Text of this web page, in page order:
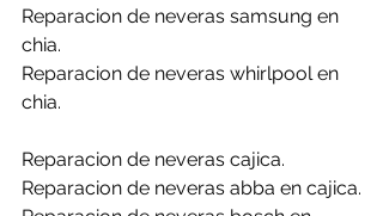
Reparacion de neveras samsung en
chia.
Reparacion de neveras whirlpool en
chia.
Reparacion de neveras cajica.
Reparacion de neveras abba en cajica.